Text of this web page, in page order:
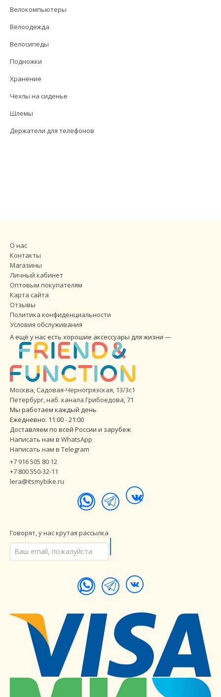
Велокомпьютеры
Велоодежда
Велосипеды
Подножки
Хранение
Чехлы на сиденье
Шлемы
Держатели для телефонов
О нас
Контакты
Магазины
Личный кабинет
Оптовым покупателям
Карта сайта
Отзывы
Политика конфиденциальности
Условия обслуживания
А ещё у нас есть хорошие аксессуары для жизни —
Москва, Садовая-Черногрязская, 13/3с1
Петербург,наб. канала Грибоедова, 71
Мы работаем каждый день
Ежедневно: 11:00 - 21:00
Доставляем по всей России и зарубеж
Написать нам в WhatsApp
Написать нам в Telegram
+7 916 505 80 12
+7 800 550-32-11
lera@itsmybike.ru
Говорят, у нас крутая рассылка